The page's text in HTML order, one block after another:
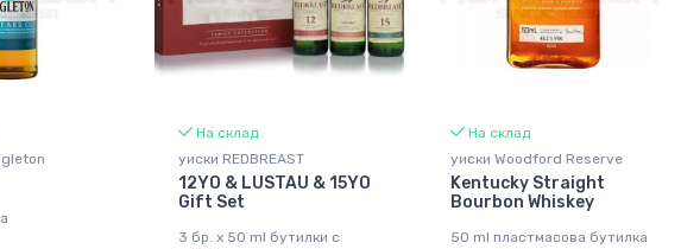
На склад
уиски REDBREAST
12YO & LUSTAU & 15YO
Gift Set
3 бр. x 50 ml бутилки с
На склад
уиски Woodford Reserve
Kentucky Straight
Bourbon Whiskey
50 ml пластмасова бутилка